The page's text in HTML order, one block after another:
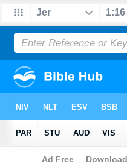
Bible> Hebrew